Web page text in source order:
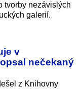
tvorby nezávislých
galerií.
v
nečekaný
z Knihovny